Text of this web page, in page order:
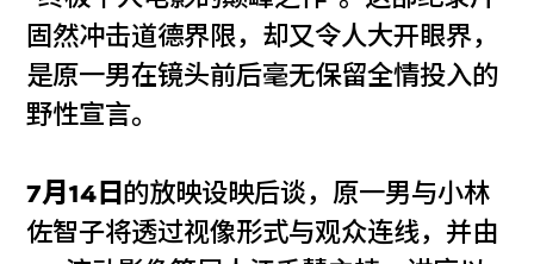
固然冲击道德界限，却又令人大开眼界，
是原一男在镜头前后毫无保留全情投入的
野性宣言。
7月14日 的放映设映后谈，原一男与小林
佐智子将透过视像形式与观众连线，并由